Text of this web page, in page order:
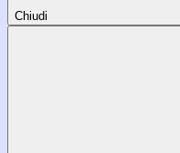
Chiudi